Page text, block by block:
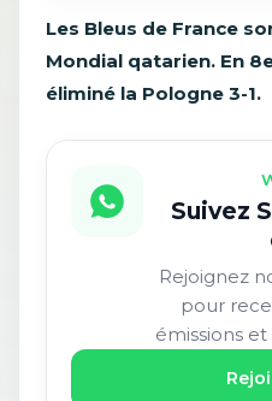
Les Bleus de France
Mondial qatarien. En
éliminé la Pologne 3-1.
Suivez
Rejoignez
pour
émissions